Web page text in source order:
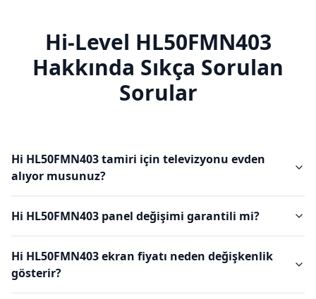
Hi-Level HL50FMN403
Hakkında Sıkça Sorulan
Sorular
Hi HL50FMN403 tamiri için televizyonu evden
alıyor musunuz?
Hi HL50FMN403 panel değişimi garantili mi?
Hi HL50FMN403 ekran fiyatı neden değişkenlik
gösterir?